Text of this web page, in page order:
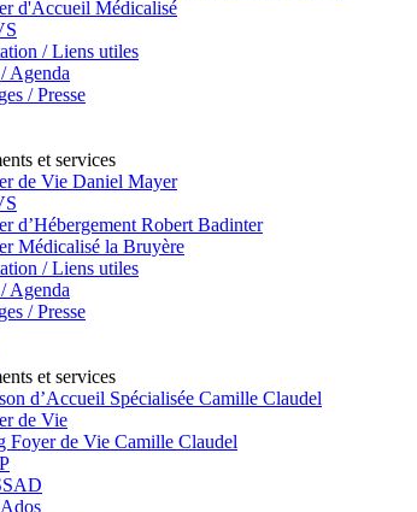
d'Accueil Médicalisé
/ Liens utiles
Agenda
/ Presse
et services
de Vie Daniel Mayer
d’Hébergement Robert Badinter
Médicalisé la Bruyère
/ Liens utiles
Agenda
/ Presse
et services
d’Accueil Spécialisée Camille Claudel
de Vie
Foyer de Vie Camille Claudel